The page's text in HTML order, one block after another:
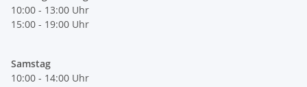
10:00 - 13:00 Uhr
15:00 - 19:00 Uhr
Samstag
10:00 - 14:00 Uhr